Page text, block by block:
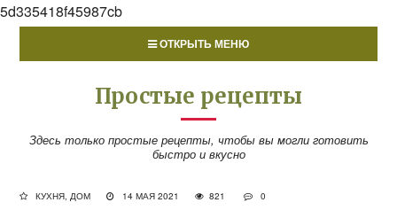
5d335418f45987cb
ОТКРЫТЬ МЕНЮ
Простые рецепты
Здесь только простые рецепты, чтобы вы могли готовить
быстро и вкусно
КУХНЯ, ДОМ 14 МАЯ 2021 821 0